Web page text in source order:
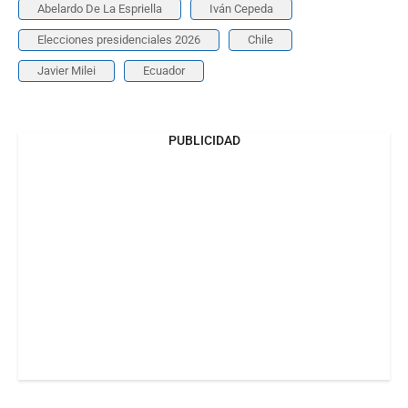
Abelardo De La Espriella Iván Cepeda
Elecciones presidenciales 2026 Chile
Javier Milei Ecuador
PUBLICIDAD